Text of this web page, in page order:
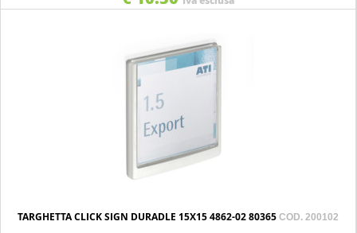
TARGHETTA CLICK SIGN DURADLE 15X15 4862-02 80365 COD. 200102